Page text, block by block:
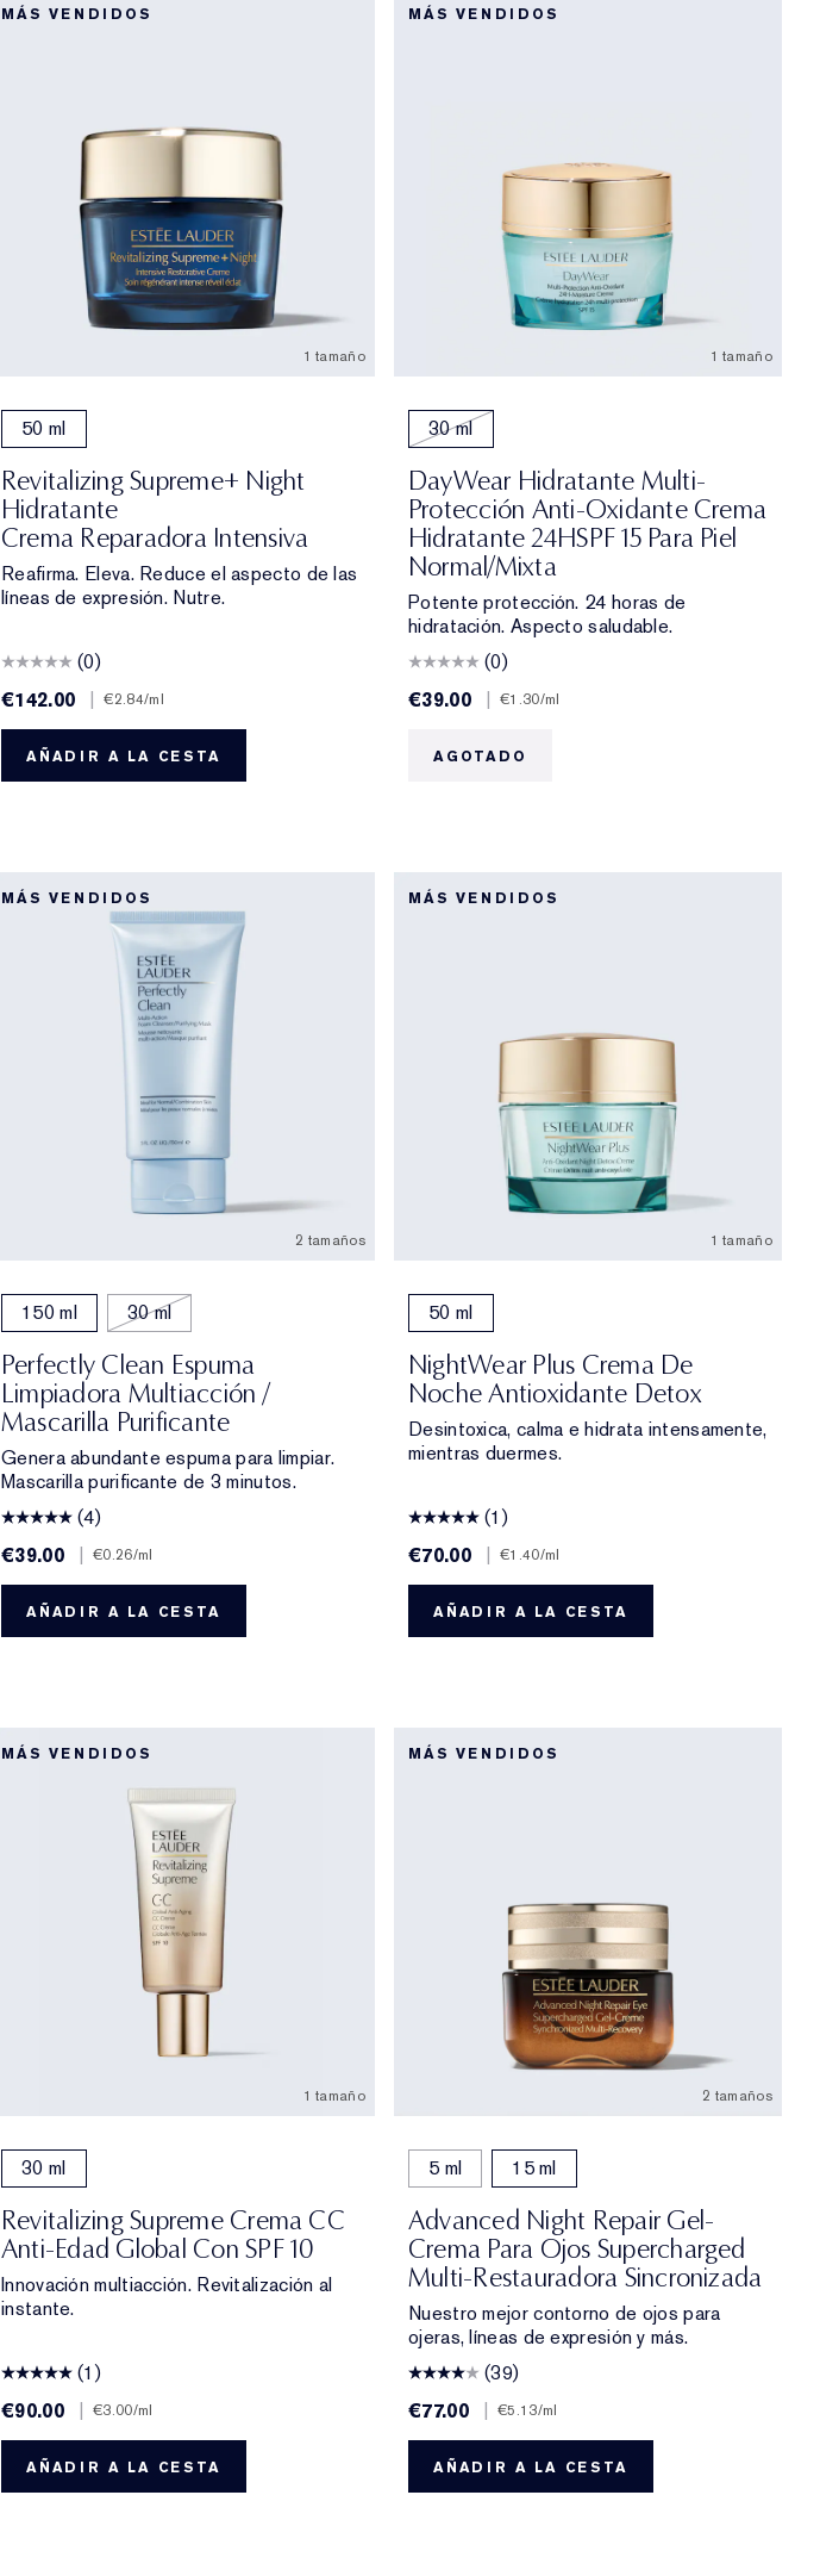
MÁS VENDIDOS
1 tamaño
50 ml
Revitalizing Supreme+ Night
Hidratante
Crema Reparadora Intensiva
Reafirma. Eleva. Reduce el aspecto de las
líneas de expresión. Nutre.
(0)
€142.00
€2.84/ml
AÑADIR A LA CESTA
MÁS VENDIDOS
1 tamaño
30 ml
DayWear Hidratante Multi-
Protección Anti-Oxidante Crema
Hidratante 24HSPF 15 Para Piel
Normal/mixta
Potente protección. 24 horas de
hidratación. Aspecto saludable.
(0)
€39.00
€1.30/ml
AGOTADO
MÁS VENDIDOS
2 tamaños
150 ml 30 ml
Perfectly Clean Espuma
Limpiadora Multiacción /
Mascarilla Purificante
Genera abundante espuma para limpiar.
Mascarilla purificante de 3 minutos.
(4)
€39.00
€0.26/ml
AÑADIR A LA CESTA
MÁS VENDIDOS
1 tamaño
50 ml
NightWear Plus Crema De
Noche Antioxidante Detox
Desintoxica, calma e hidrata intensamente,
mientras duermes.
(1)
€70.00
€1.40/ml
AÑADIR A LA CESTA
MÁS VENDIDOS
1 tamaño
30 ml
Revitalizing Supreme Crema CC
Anti-Edad Global Con SPF 10
Innovación multiacción. Revitalización al
instante.
(1)
€90.00
€3.00/ml
AÑADIR A LA CESTA
MÁS VENDIDOS
2 tamaños
5 ml 15 ml
Advanced Night Repair Gel-
Crema Para Ojos Supercharged
Multi-Restauradora Sincronizada
Nuestro mejor contorno de ojos para
ojeras, líneas de expresión y más.
(39)
€77.00
€5.13/ml
AÑADIR A LA CESTA